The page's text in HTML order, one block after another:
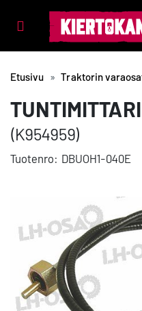
Tuotealueet
Etusivu Traktorin
(K954959)
Tuotenro: DBUOH1-040E